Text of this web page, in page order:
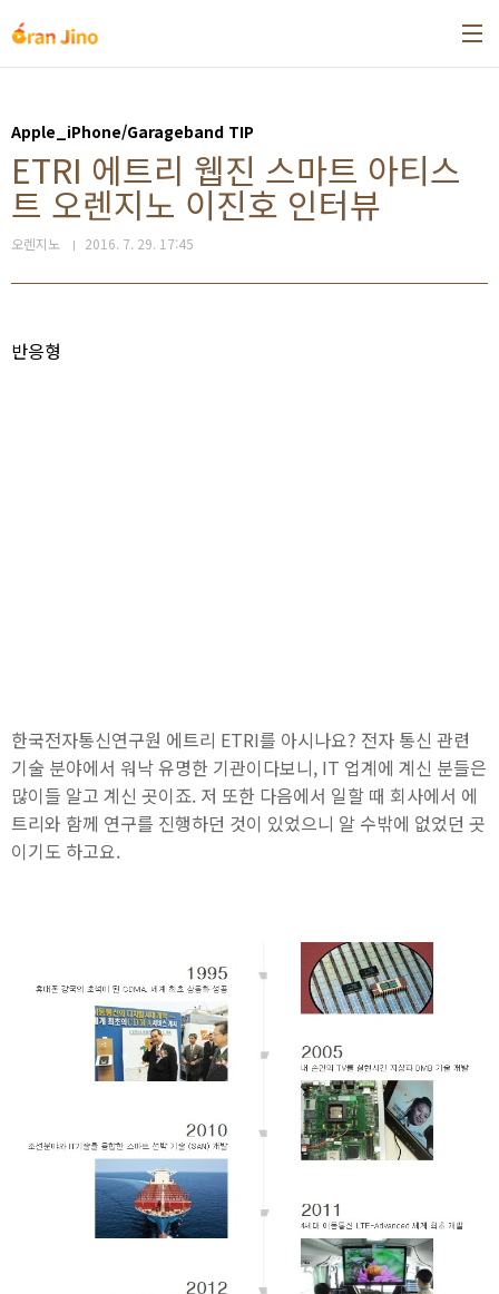
Apple_iPhone/Garageband TIP
ETRI 에트리 웹진 스마트 아티스
트 오렌지노 이진호 인터뷰
오렌지노 2016. 7. 29. 17:45
반응형
한국전자통신연구원 에트리 ETRI를 아시나요? 전자 통신 관련
기술 분야에서 워낙 유명한 기관이다보니, IT 업계에 계신 분들은
많이들 알고 계신 곳이죠. 저 또한 다음에서 일할 때 회사에서 에
트리와 함께 연구를 진행하던 것이 있었으니 알 수밖에 없었던 곳
이기도 하고요.